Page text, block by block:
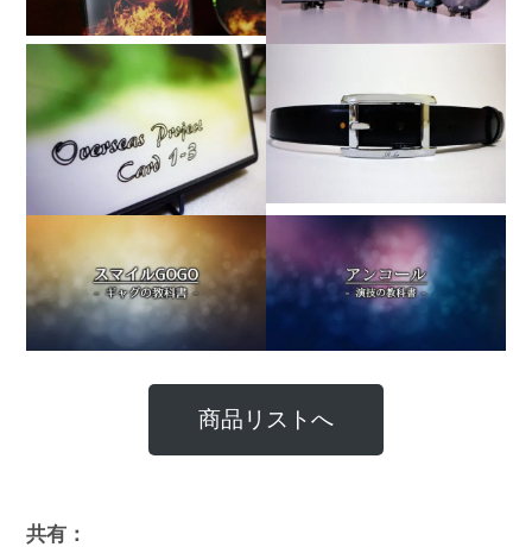
商品リストへ
共有：